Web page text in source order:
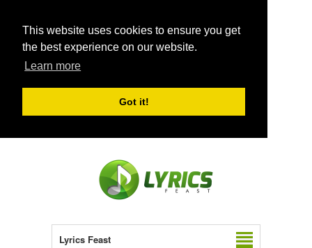
This website uses cookies to ensure you get
the best experience on our website.
Learn more
Got it!
Lyrics Feast